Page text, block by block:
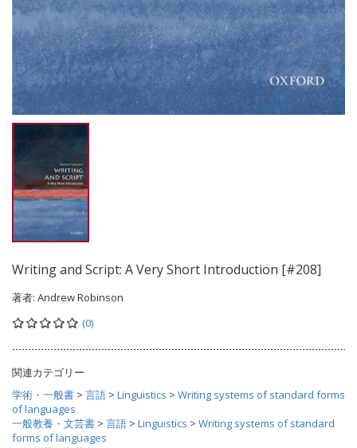
Writing and Script: A Very Short Introduction [#208]
著者: Andrew Robinson
(0)
関連カテゴリー
学術・一般書 > 言語 > Linguistics > Writing systems of standard forms
of languages
一般教養・文芸書 > 言語 > Linguistics > Writing systems of standard
forms of languages